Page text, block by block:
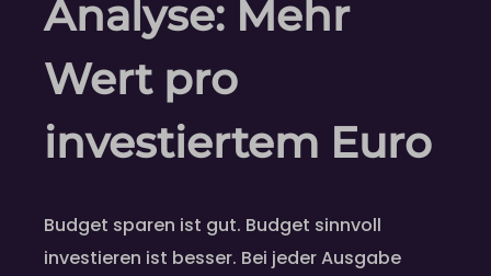
Analyse: Mehr
Wert pro
investiertem Euro
Budget sparen ist gut. Budget sinnvoll
investieren ist besser. Bei jeder Ausgabe